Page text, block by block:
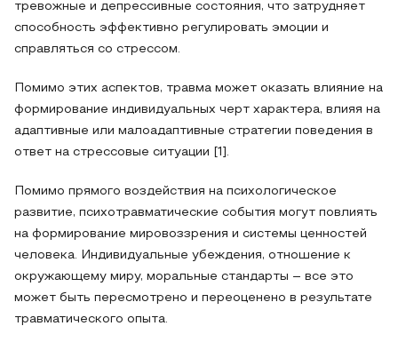
тревожные и депрессивные состояния, что затрудняет
способность эффективно регулировать эмоции и
справляться со стрессом.
Помимо этих аспектов, травма может оказать влияние на
формирование индивидуальных черт характера, влияя на
адаптивные или малоадаптивные стратегии поведения в
ответ на стрессовые ситуации [1].
Помимо прямого воздействия на психологическое
развитие, психотравматические события могут повлиять
на формирование мировоззрения и системы ценностей
человека. Индивидуальные убеждения, отношение к
окружающему миру, моральные стандарты – все это
может быть пересмотрено и переоценено в результате
травматического опыта.